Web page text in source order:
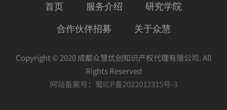
首页 服务介绍 研究学院
合作伙伴招募 关于众慧
Copyright © 2020 成都众慧优创知识产权代理有限公司. All
Rights Reserved
网站备案号： 蜀ICP备2022012315号-3